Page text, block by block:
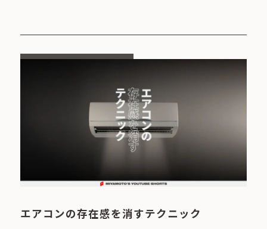
エアコンの存在感を消すテクニック